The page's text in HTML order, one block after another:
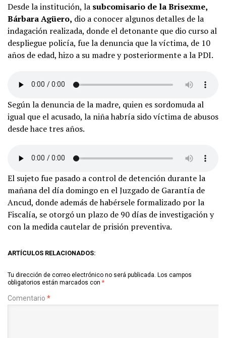
Desde la institución, la subcomisario de la Brisexme,
Bárbara Agüero, dio a conocer algunos detalles de la
indagación realizada, donde el detonante que dio curso al
despliegue policía, fue la denuncia que la víctima, de 10
años de edad, hizo a su madre y posteriormente a la PDI.
Según la denuncia de la madre, quien es sordomuda al
igual que el acusado, la niña habría sido víctima de abusos
desde hace tres años.
El sujeto fue pasado a control de detención durante la
mañana del día domingo en el Juzgado de Garantía de
Ancud, donde además de habérsele formalizado por la
Fiscalía, se otorgó un plazo de 90 días de investigación y
con la medida cautelar de prisión preventiva.
ARTÍCULOS RELACIONADOS:
Tu dirección de correo electrónico no será publicada. Los campos
obligatorios están marcados con *
Comentario *